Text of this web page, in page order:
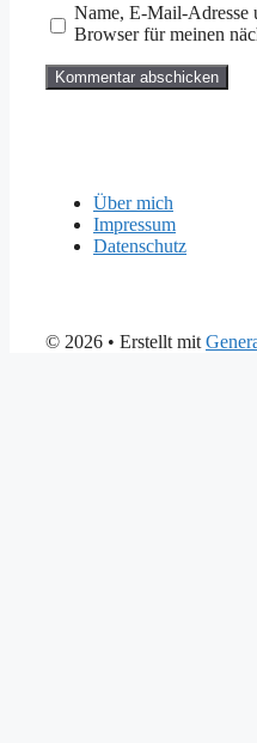
Name, E-Mail-Adresse
Browser für meinen
Über mich
Impressum
Datenschutz
© 2026 • Erstellt mit